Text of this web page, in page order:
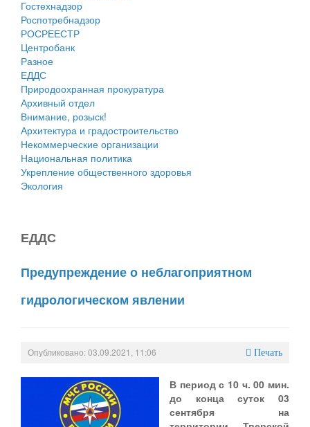
Собрание депутатов
Городское поселение
Сельские поселения
Гостехнадзор
Роспотребнадзор
РОСРЕЕСТР
Центробанк
Разное
ЕДДС
Природоохранная прокуратура
Архивный отдел
Внимание, розыск!
Архитектура и градостроительство
Некоммерческие организации
Национальная политика
Укрепление общественного здоровья
Экология
ЕДДС
Предупреждение о неблагоприятном
гидрологическом явлении
Опубликовано: 03.09.2021, 11:06 Печать
В период с 10 ч. 00 мин.
до конца суток 03
сентября на